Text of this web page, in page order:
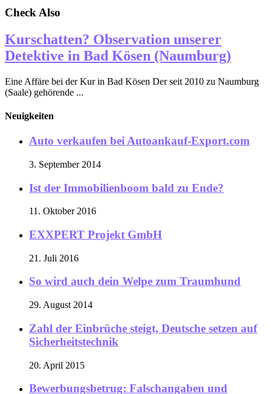
Check Also
Kurschatten? Observation unserer
Detektive in Bad Kösen (Naumburg)
Eine Affäre bei der Kur in Bad Kösen Der seit 2010 zu Naumburg
(Saale) gehörende ...
Neuigkeiten
Auto verkaufen bei Autoankauf-Export.com
3. September 2014
Ist der Immobilienboom bald zu Ende?
11. Oktober 2016
EXXPERT Projekt GmbH
21. Juli 2016
So wird auch dein Welpe zum Traumhund
29. August 2014
Zahl der Einbrüche steigt, Deutsche setzen auf
Sicherheitstechnik
20. April 2015
Bewerbungsbetrug: Falschangaben und